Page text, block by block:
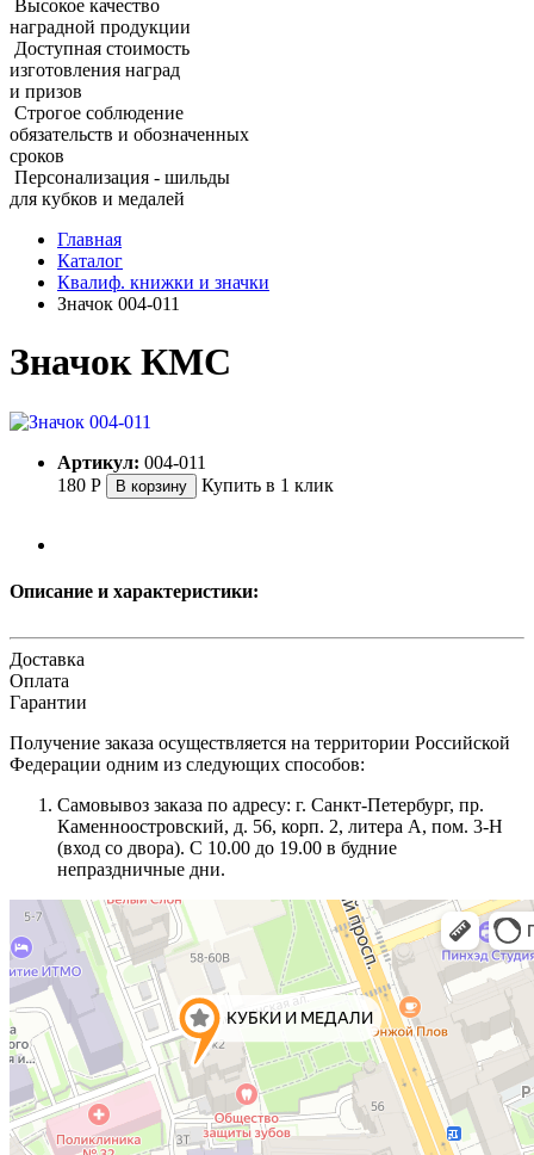
Высокое качество
наградной продукции
Доступная стоимость
изготовления наград
и призов
Строгое соблюдение
обязательств и обозначенных
сроков
Персонализация - шильды
для кубков и медалей
Главная
Каталог
Квалиф. книжки и значки
Значок 004‑011
Значок КМС
Артикул: 004-011
180 Р В корзину Купить в 1 клик
Описание и характеристики:
Доставка
Оплата
Гарантии
Получение заказа осуществляется на территории Российской
Федерации одним из следующих способов:
Самовывоз заказа по адресу: г. Санкт-Петербург, пр.
Каменноостровский, д. 56, корп. 2, литера А, пом. 3-Н
(вход со двора). С 10.00 до 19.00 в будние
непраздничные дни.